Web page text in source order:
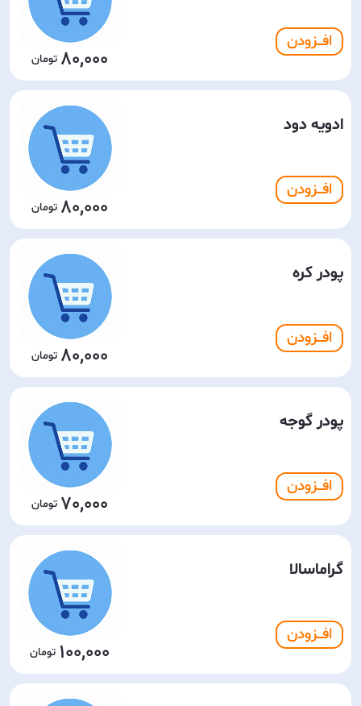
افـــزودن
80,000
ادویه دود
افـــزودن
80,000
پودر کره
افـــزودن
80,000
پودر گوجه
افـــزودن
70,000
گراماسالا
افـــزودن
100,000